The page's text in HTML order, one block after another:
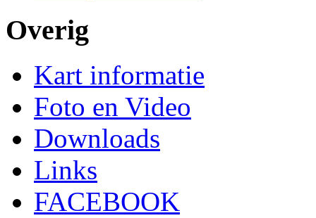
Overig
Kart informatie
Foto en Video
Downloads
Links
FACEBOOK